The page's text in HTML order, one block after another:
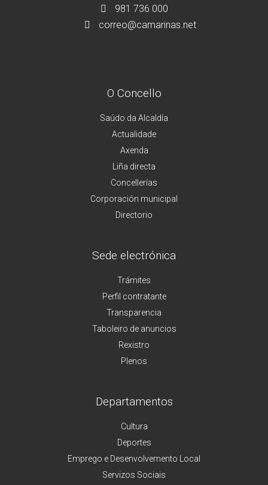
981 736 000
correo@camarinas.net
O Concello
Saúdo da Alcaldía
Actualidade
Axenda
Liña directa
Concellerías
Corporación municipal
Directorio
Sede electrónica
Trámites
Perfil contratante
Transparencia
Taboleiro de anuncios
Rexistro
Plenos
Departamentos
Cultura
Deportes
Emprego e Desenvolvemento Local
Servizos Sociais